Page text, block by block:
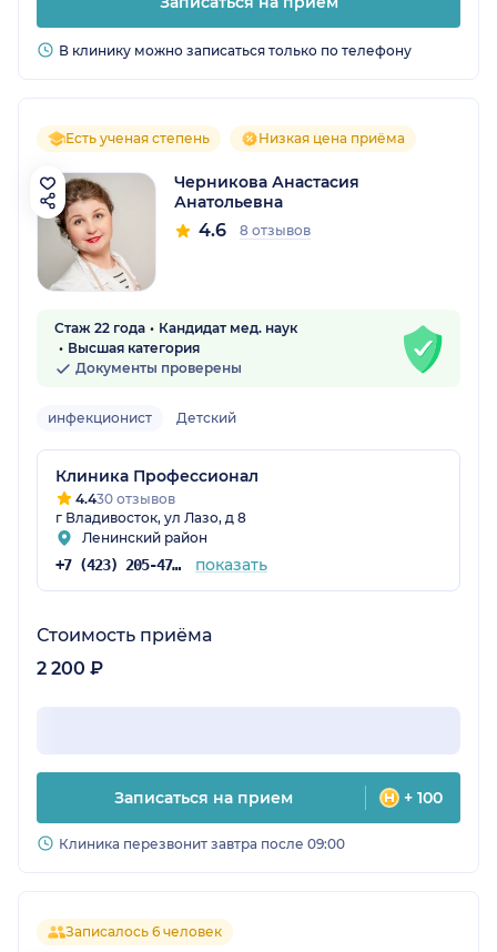
В клинику можно записаться только по телефону
Есть ученая степень Низкая цена приёма
Черникова Анастасия
Анатольевна
4.6 8 отзывов
Стаж 22 года
Кандидат мед. наук
Высшая категория
Документы проверены
инфекционист Детский
Клиника Профессионал
4.430 отзывов
г Владивосток, ул Лазо, д 8
Ленинский район
+7 (423) 205-47-02 показать
Стоимость приёма
2 200 ₽
Записаться на прием + 100
Клиника перезвонит завтра после 09:00
Записалось 6 человек